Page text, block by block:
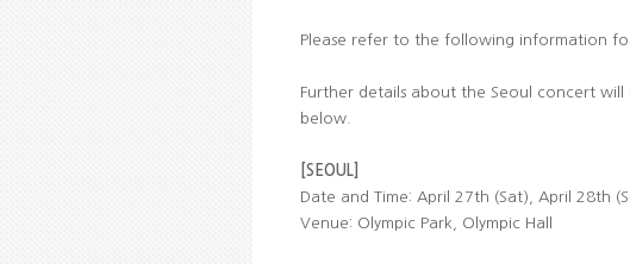
Please refer to the following information for
Further details about the Seoul concert
below.
[SEOUL]
Date and Time: April 27th (Sat), April 28th
Venue: Olympic Park, Olympic Hall